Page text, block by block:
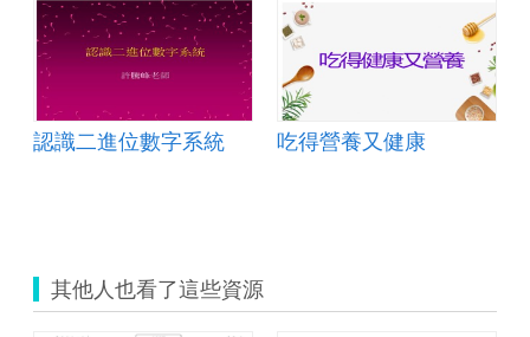
認識二進位數字系統 吃得營養又健康
其他人也看了這些資源